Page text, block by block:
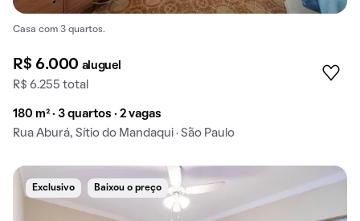
Casa com 3 quartos.
R$ 6.000 aluguel
R$ 6.255 total
180 m² · 3 quartos · 2 vagas
Rua Aburá, Sítio do Mandaqui · São Paulo
Exclusivo Baixou o preço